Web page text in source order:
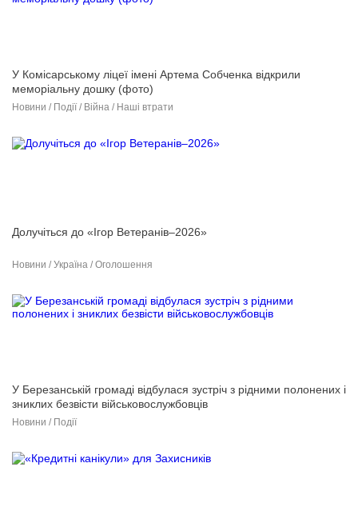
У Комісарському ліцеї імені Артема Собченка відкрили
меморіальну дошку (фото)
Новини / Події / Війна / Наші втрати
Долучіться до «Ігор Ветеранів–2026»
Новини / Україна / Оголошення
У Березанській громаді відбулася зустріч з рідними полонених і
зниклих безвісти військовослужбовців
Новини / Події